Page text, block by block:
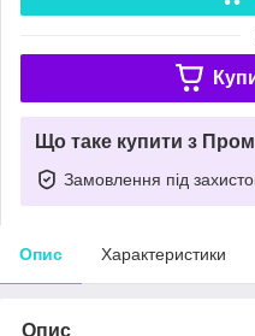
Що таке купити з
Замовлення під
Опис Характеристики
Опис